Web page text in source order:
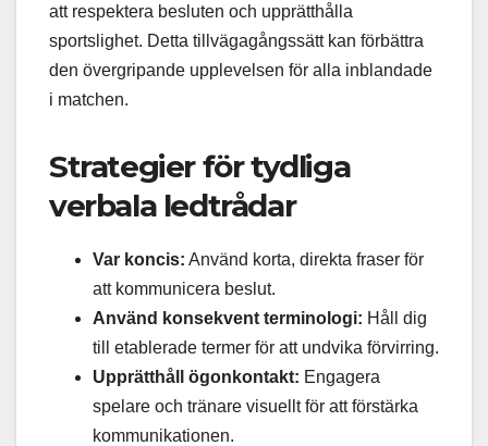
att respektera besluten och upprätthålla
sportslighet. Detta tillvägagångssätt kan förbättra
den övergripande upplevelsen för alla inblandade
i matchen.
Strategier för tydliga
verbala ledtrådar
Var koncis: Använd korta, direkta fraser för
att kommunicera beslut.
Använd konsekvent terminologi: Håll dig
till etablerade termer för att undvika förvirring.
Upprätthåll ögonkontakt: Engagera
spelare och tränare visuellt för att förstärka
kommunikationen.